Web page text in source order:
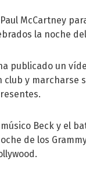
McCartney
la noche
publicado un
club y marcharse
Beck y el
de los